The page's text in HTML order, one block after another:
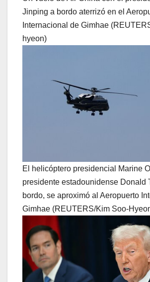
Jinping a bordo aterrizó en el
Internacional de Gimhae
hyeon)
El helicóptero presidencial Marine
presidente estadounidense Donald
bordo, se aproximó al Aeropuerto
Gimhae (REUTERS/Kim Soo-